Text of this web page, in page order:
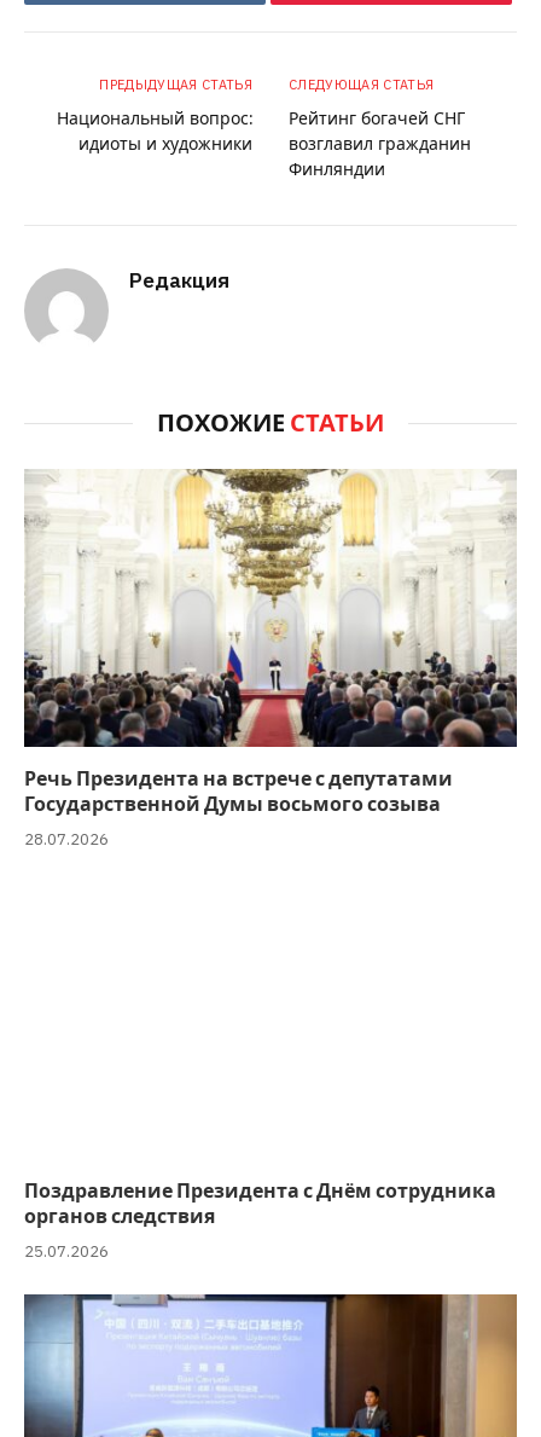
ПРЕДЫДУЩАЯ СТАТЬЯ
Национальный вопрос:
идиоты и художники
СЛЕДУЮЩАЯ СТАТЬЯ
Рейтинг богачей СНГ
возглавил гражданин
Финляндии
Редакция
ПОХОЖИЕ СТАТЬИ
Речь Президента на встрече с депутатами
Государственной Думы восьмого созыва
28.07.2026
Поздравление Президента с Днём сотрудника
органов следствия
25.07.2026